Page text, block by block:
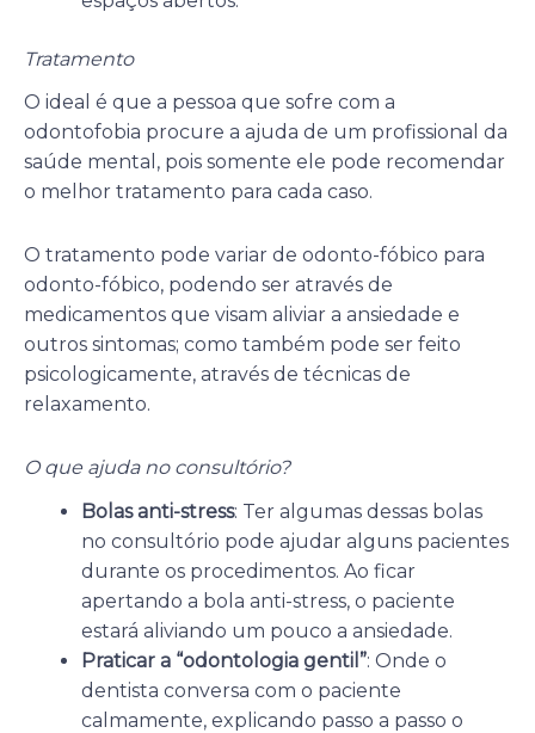
Tratamento
O ideal é que a pessoa que sofre com a
odontofobia procure a ajuda de um profissional da
saúde mental, pois somente ele pode recomendar
o melhor tratamento para cada caso.
O tratamento pode variar de odonto-fóbico para
odonto-fóbico, podendo ser através de
medicamentos que visam aliviar a ansiedade e
outros sintomas; como também pode ser feito
psicologicamente, através de técnicas de
relaxamento.
O que ajuda no consultório?
Bolas anti-stress: Ter algumas dessas bolas
no consultório pode ajudar alguns pacientes
durante os procedimentos. Ao ficar
apertando a bola anti-stress, o paciente
estará aliviando um pouco a ansiedade.
Praticar a “odontologia gentil”: Onde o
dentista conversa com o paciente
calmamente, explicando passo a passo o